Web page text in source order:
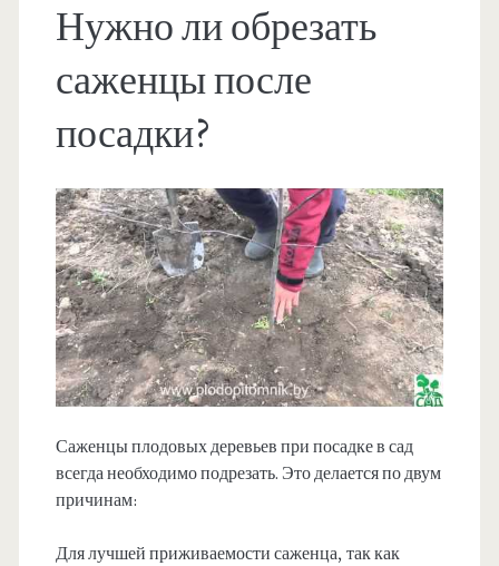
Нужно ли обрезать
саженцы после
посадки?
Саженцы плодовых деревьев при посадке в сад
всегда необходимо подрезать. Это делается по двум
причинам:
Для лучшей приживаемости саженца, так как